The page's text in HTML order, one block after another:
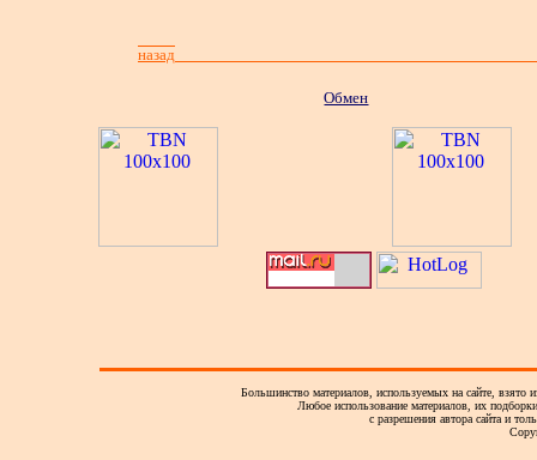
назад
Обмен
Большинство материалов, используемых на сайте, взято
Любое использование материалов, их
с разрешения автора сайта и